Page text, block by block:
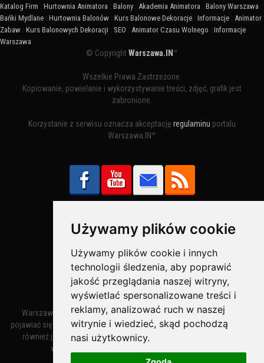
Używamy plików cookie
Używamy plików cookie i innych
technologii śledzenia, aby poprawić
jakość przeglądania naszej witryny,
wyświetlać spersonalizowane treści i
reklamy, analizować ruch w naszej
witrynie i wiedzieć, skąd pochodzą
nasi użytkownicy.
Katalog Firm : Hurtownia Animatora : Balony : Akademia Animatora : Balony Warszawa :
Bańki Mydlane : Hurtownia Balonów : Kurs Balonowe Dekoracje : Informacje : Animator
Zabaw : Kurs Balonowych Dekoracji : SEO : Animator Czasu Wolnego : Informacje
Warszawa
© CopyrightWarszawa.IN ™
Wszelkie Prawa Zastrzeżone.
Kopiowanie, powielanie i wykorzystywanie treści, zdjęć, grafik jest
zabronione.
Korzystanie z serwisu oznacza akceptację regulaminu portalu
Warszawa.IN™
Bezpieczne Płatności obsługuje:
Warszawa – miasto stołeczne Warszawa. Nazwa miasta zaczęła
pojawiać się w dokumentach w XIV wieku jako Warszewa, a od XV wieku
również jako Warszowa. Zmiana nazwy na Warszawa w XV wieku
wynikała z mazowieckiej wymowy dialektycznej.